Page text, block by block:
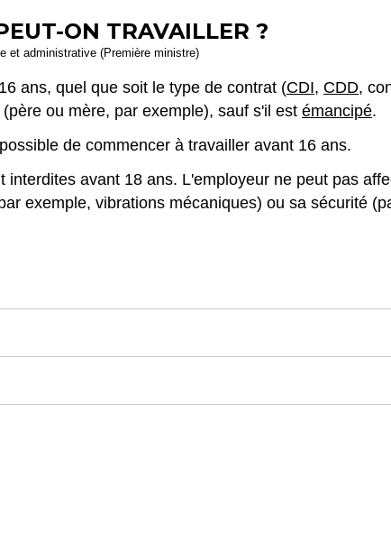
ON TRAVAILLER ?
et administrative (Première ministre)
ans, quel que soit le type de contrat (CDI, CDD,
(père ou mère, par exemple), sauf s'il est émancipé.
de commencer à travailler avant 16 ans.
interdites avant 18 ans. L'employeur ne peut pas
exemple, vibrations mécaniques) ou sa sécurité